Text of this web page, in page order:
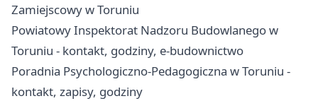
Zamiejscowy w Toruniu
Powiatowy Inspektorat Nadzoru Budowlanego w
Toruniu - kontakt, godziny, e-budownictwo
Poradnia Psychologiczno-Pedagogiczna w Toruniu -
kontakt, zapisy, godziny